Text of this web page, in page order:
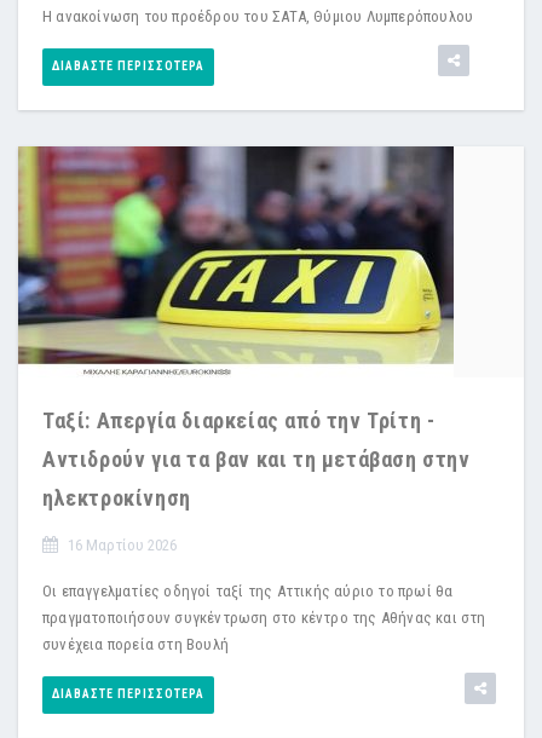
Η ανακοίνωση του προέδρου του ΣΑΤΑ, Θύμιου Λυμπερόπουλου
ΔΙΑΒΆΣΤΕ ΠΕΡΙΣΣΌΤΕΡΑ
Ταξί: Απεργία διαρκείας από την Τρίτη -
Αντιδρούν για τα βαν και τη μετάβαση στην
ηλεκτροκίνηση
16 Μαρτίου 2026
Οι επαγγελματίες οδηγοί ταξί της Αττικής αύριο το πρωί θα
πραγματοποιήσουν συγκέντρωση στο κέντρο της Αθήνας και στη
συνέχεια πορεία στη Βουλή
ΔΙΑΒΆΣΤΕ ΠΕΡΙΣΣΌΤΕΡΑ